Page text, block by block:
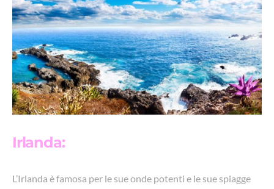
Irlanda:
L’Irlanda è famosa per le sue onde potenti e le sue spiagge